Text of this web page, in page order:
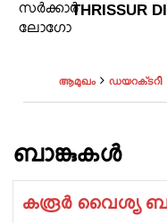
THRISSUR
ആമുഖം ഡയറക്‌ടറി
ബാങ്കുകള്‍
കരൂർ വൈശ്യ